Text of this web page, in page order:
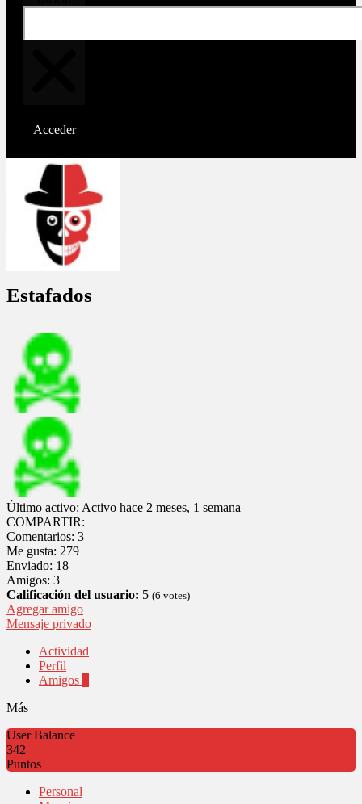
Acceder
Estafados
Último activo: Activo hace 2 meses, 1 semana
COMPARTIR:
Comentarios: 3
Me gusta: 279
Enviado: 18
Amigos: 3
Calificación del usuario: 5 (6 votes)
Agregar amigo
Mensaje privado
Actividad
Perfil
Amigos
Más
User Balance
342
Puntos
Personal